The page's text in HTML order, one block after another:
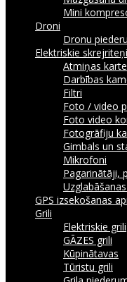
Mini
Droni
Dronu
Elektriskie skrejriteņi
Atmiņas
Darbības
Filtri
Foto / video
Foto video
Fotogrāfiju
Gimbals un
Mikrofoni
Pagarinātāji,
GPS izsekošanas
Grili
Elektriskie grili
GĀZES grili
Kūpinātavas
Tūristu grili